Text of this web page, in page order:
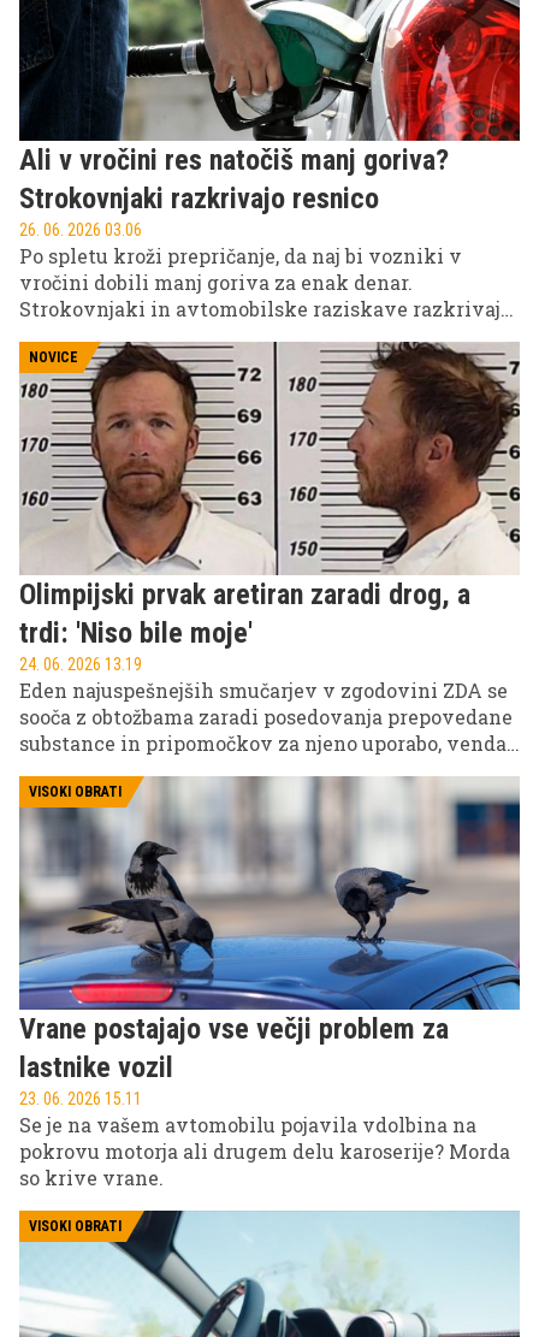
Ali v vročini res natočiš manj goriva?
Strokovnjaki razkrivajo resnico
26. 06. 2026 03.06
Po spletu kroži prepričanje, da naj bi vozniki v
vročini dobili manj goriva za enak denar.
Strokovnjaki in avtomobilske raziskave razkrivajo,
NOVICE
Olimpijski prvak aretiran zaradi drog, a
trdi: 'Niso bile moje'
24. 06. 2026 13.19
Eden najuspešnejših smučarjev v zgodovini ZDA se
sooča z obtožbama zaradi posedovanja prepovedane
substance in pripomočkov za njeno uporabo, vendar
VISOKI OBRATI
Vrane postajajo vse večji problem za
lastnike vozil
23. 06. 2026 15.11
Se je na vašem avtomobilu pojavila vdolbina na
pokrovu motorja ali drugem delu karoserije? Morda
so krive vrane.
VISOKI OBRATI